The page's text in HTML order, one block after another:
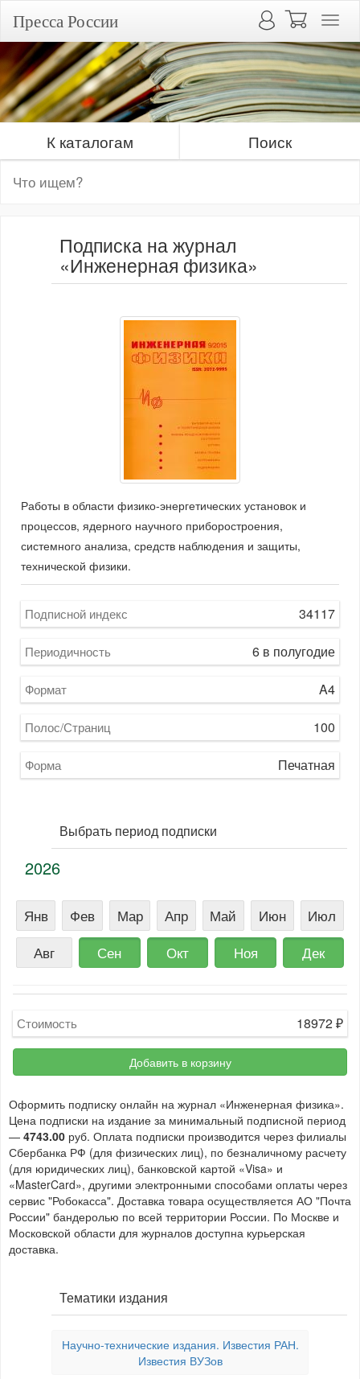
Пресса России
К каталогам Поиск
Подписка на журнал
«Инженерная физика»
Работы в области физико-энергетических установок и
процессов, ядерного научного приборостроения,
системного анализа, средств наблюдения и защиты,
технической физики.
Подписной индекс 34117
Периодичность 6 в полугодие
Формат A4
Полос/Страниц 100
Форма Печатная
Выбрать период подписки
2026
Янв Фев Мар Апр Май Июн
Июл
Авг
Сен Окт Ноя Дек
Стоимость 18972₽
Добавить в корзину
Оформить подписку онлайн на журнал «Инженерная физика».
Цена подписки на издание за минимальный подписной период
— 4743.00 руб. Оплата подписки производится через филиалы
Сбербанка РФ (для физических лиц), по безналичному расчету
(для юридических лиц), банковской картой «Visa» и
«MasterCard», другими электронными способами оплаты через
сервис "Робокасса". Доставка товара осуществляется АО "Почта
России" бандеролью по всей территории России. По Москве и
Московской области для журналов доступна курьерская
доставка.
Тематики издания
Научно-технические издания. Известия РАН.
Известия ВУЗов